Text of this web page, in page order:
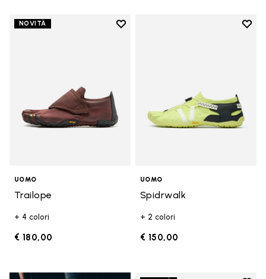
NOVITÀ
Add to wishlist
UOMO
Trailope
+ 4 colori
€ 180,00
Add
UOMO
Spidrwalk
+ 2 colori
€ 150,00